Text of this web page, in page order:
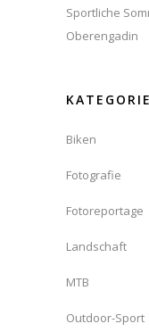
Sportliche
Oberengadin
Biken
Fotografie
Fotoreportage
Landschaft
MTB
Outdoor-Sport